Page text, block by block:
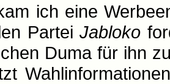
ich eine
ParteiJabloko
Duma für ihn